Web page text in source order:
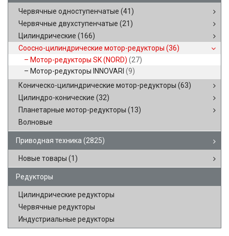
Червячные одноступенчатые (41)
Червячные двухступенчатые (21)
Цилиндрические (166)
Соосно-цилиндрические мотор-редукторы (36)
Мотор-редукторы SK (NORD) (27)
Мотор-редукторы INNOVARI (9)
Коническо-цилиндрические мотор-редукторы (63)
Цилиндро-конические (32)
Планетарные мотор-редукторы (13)
Волновые
Приводная техника (2825)
Новые товары (1)
Редукторы
Цилиндрические редукторы
Червячные редукторы
Индустриальные редукторы